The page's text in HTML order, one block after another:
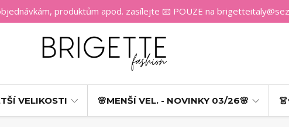
produktům apod. zasílejte 📧 POUZE na
VELIKOSTI 🌸MENŠÍ VEL. - NOVINKY 03/26🌸